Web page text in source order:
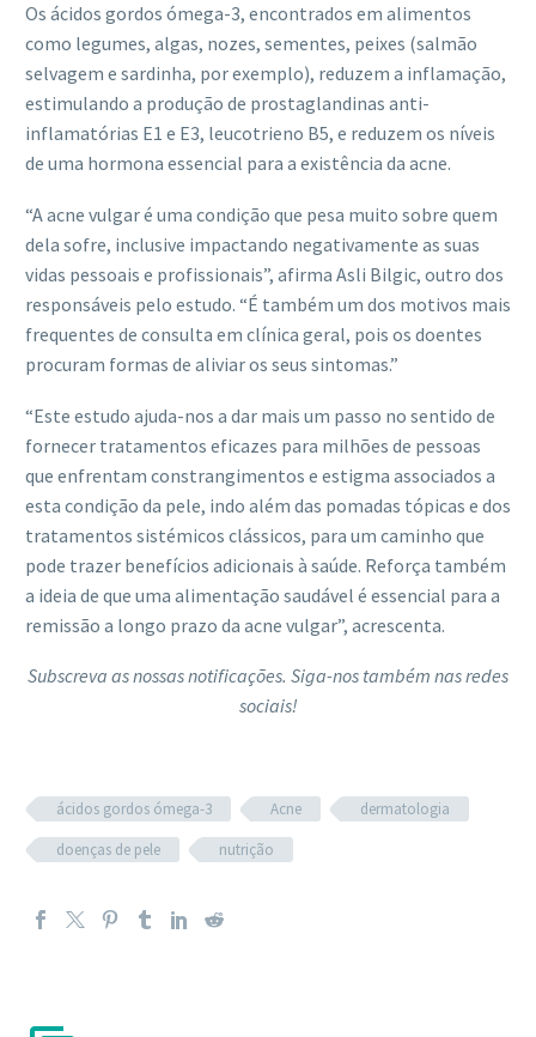
Os ácidos gordos ómega-3, encontrados em alimentos
como legumes, algas, nozes, sementes, peixes (salmão
selvagem e sardinha, por exemplo), reduzem a inflamação,
estimulando a produção de prostaglandinas anti-
inflamatórias E1 e E3, leucotrieno B5, e reduzem os níveis
de uma hormona essencial para a existência da acne.
“A acne vulgar é uma condição que pesa muito sobre quem
dela sofre, inclusive impactando negativamente as suas
vidas pessoais e profissionais”, afirma Asli Bilgic, outro dos
responsáveis pelo estudo. “É também um dos motivos mais
frequentes de consulta em clínica geral, pois os doentes
procuram formas de aliviar os seus sintomas.”
“Este estudo ajuda-nos a dar mais um passo no sentido de
fornecer tratamentos eficazes para milhões de pessoas
que enfrentam constrangimentos e estigma associados a
esta condição da pele, indo além das pomadas tópicas e dos
tratamentos sistémicos clássicos, para um caminho que
pode trazer benefícios adicionais à saúde. Reforça também
a ideia de que uma alimentação saudável é essencial para a
remissão a longo prazo da acne vulgar”, acrescenta.
Subscreva as nossas notificações. Siga-nos também nas redes
sociais!
ácidos gordos ómega-3 Acne
dermatologia
doenças de pele
nutrição